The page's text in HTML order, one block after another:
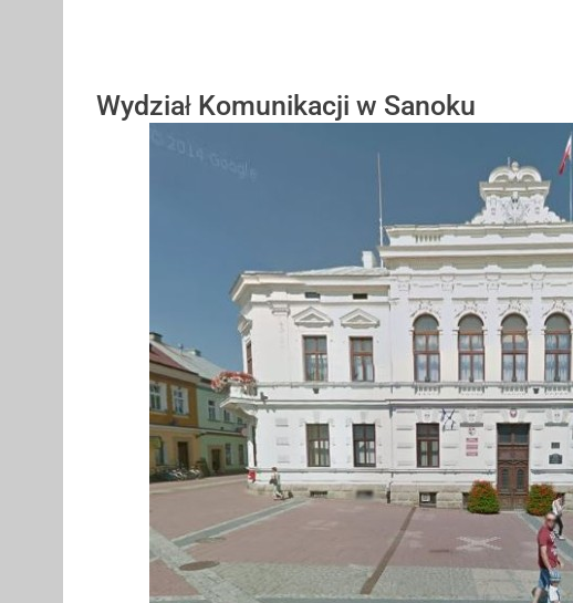
Wydział Komunikacji w Sanoku